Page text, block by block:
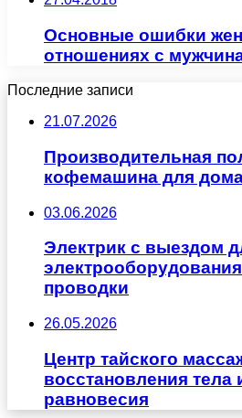
Основные ошибки
отношениях с
Последние записи
21.07.2026
Производительная
кофемашина для
03.06.2026
Электрик с выездом
проводки
26.05.2026
Центр тайского
восстановления тела
равновесия